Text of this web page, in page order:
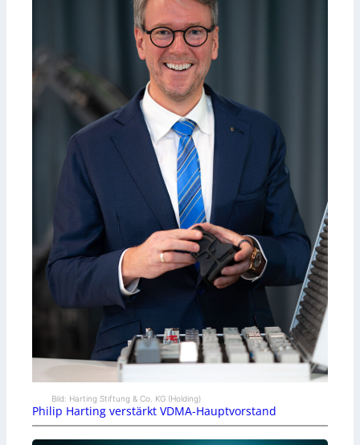
Bild: Harting Stiftung & Co. KG (Holding)
Philip Harting verstärkt VDMA-Hauptvorstand